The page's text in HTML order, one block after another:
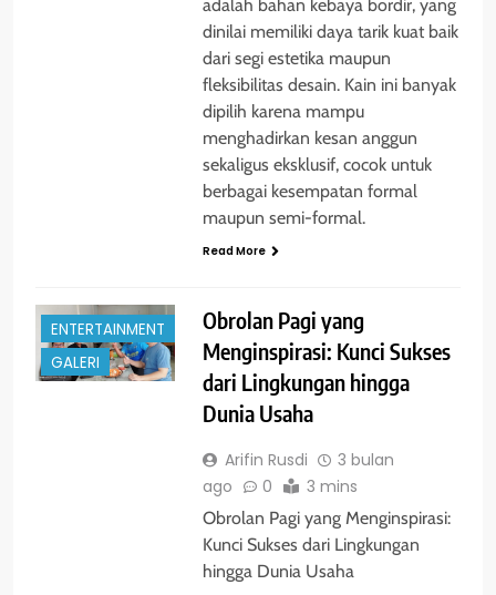
adalah bahan kebaya bordir, yang
dinilai memiliki daya tarik kuat baik
dari segi estetika maupun
fleksibilitas desain. Kain ini banyak
dipilih karena mampu
menghadirkan kesan anggun
sekaligus eksklusif, cocok untuk
berbagai kesempatan formal
maupun semi-formal.
Read More
ENTERTAINMENT
GALERI
Obrolan Pagi yang
Menginspirasi: Kunci Sukses
dari Lingkungan hingga
Dunia Usaha
Arifin Rusdi
3 bulan
ago
0 3 mins
Obrolan Pagi yang Menginspirasi:
Kunci Sukses dari Lingkungan
hingga Dunia Usaha